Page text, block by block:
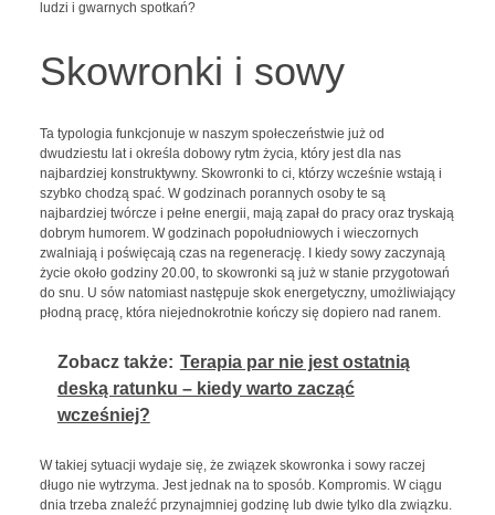
ludzi i gwarnych spotkań?
Skowronki i sowy
Ta typologia funkcjonuje w naszym społeczeństwie już od
dwudziestu lat i określa dobowy rytm życia, który jest dla nas
najbardziej konstruktywny. Skowronki to ci, którzy wcześnie wstają i
szybko chodzą spać. W godzinach porannych osoby te są
najbardziej twórcze i pełne energii, mają zapał do pracy oraz tryskają
dobrym humorem. W godzinach popołudniowych i wieczornych
zwalniają i poświęcają czas na regenerację. I kiedy sowy zaczynają
życie około godziny 20.00, to skowronki są już w stanie przygotowań
do snu. U sów natomiast następuje skok energetyczny, umożliwiający
płodną pracę, która niejednokrotnie kończy się dopiero nad ranem.
Zobacz także: Terapia par nie jest ostatnią
deską ratunku – kiedy warto zacząć
wcześniej?
W takiej sytuacji wydaje się, że związek skowronka i sowy raczej
długo nie wytrzyma. Jest jednak na to sposób. Kompromis. W ciągu
dnia trzeba znaleźć przynajmniej godzinę lub dwie tylko dla związku.